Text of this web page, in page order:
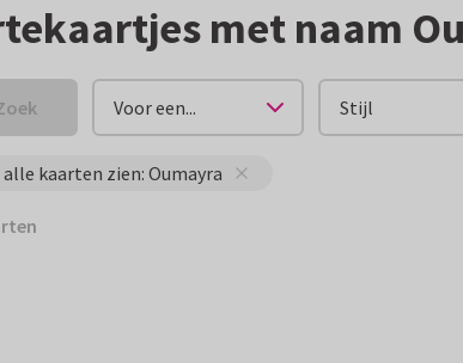
met naam
Voor een... Stijl
kaarten zien: Oumayra